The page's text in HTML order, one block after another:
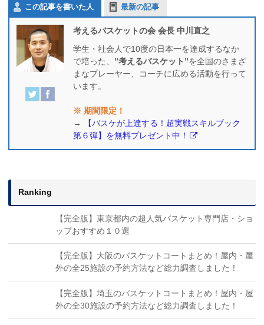
この記事を書いた人 最新の記事
考えるバスケットの会 会長 中川直之
学生・社会人で10度の日本一を達成するなか
で培った、 ”考えるバスケット”を全国のさまざ
まなプレーヤー、コーチに広める活動を行って
います。
※ 期間限定！
→
【バスケが上達する！超実戦スキルブック
第６弾】を無料プレゼント中！
Ranking
【完全版】東京都内の超人気バスケット専門店・ショ
ップおすすめ１０選
【完全版】大阪のバスケットコートまとめ！屋内・屋
外の全25施設の予約方法など総力調査しました！
【完全版】埼玉のバスケットコートまとめ！屋内・屋
外の全30施設の予約方法など総力調査しました！